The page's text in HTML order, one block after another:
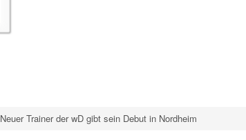
Neuer Trainer der wD gibt sein Debut in Nordheim